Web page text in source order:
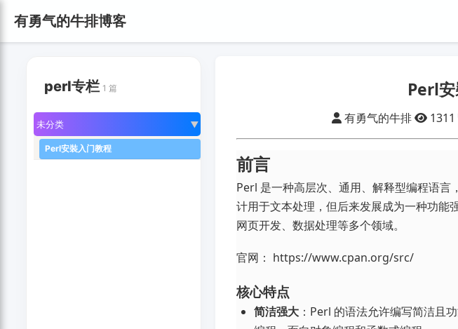
有勇气的牛排博客
perl专栏 1 篇
未分类 ▶
Perl安裝入门教程
Perl
有勇气的牛排 1311
前言
Perl 是一种高层次、通用、解释型编程语
计用于文本处理，但后来发展成为一种功能
网页开发、数据处理等多个领域。
官网： https://www.cpan.org/src/
核心特点
简洁强大 ：Perl 的语法允许编写简洁且